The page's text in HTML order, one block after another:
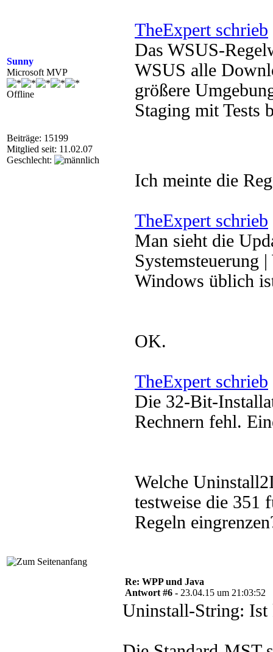
Sunny
Microsoft MVP
Offline
Beiträge: 15199
Mitglied seit: 11.02.07
Geschlecht:
TheExpert schrieb
Das WSUS-
WSUS alle
größere
Staging mit Tests
Ich meinte die
TheExpert schrieb
Man sieht die
Systemsteuerung
Windows üblich
OK.
TheExpert schrieb
Die 32-Bit-
Rechnern fehl.
Welche
testweise die 351
Regeln
Re: WPP und Java
Antwort #6 - 23.04.15 um 21:03:52
Uninstall-String: Ist